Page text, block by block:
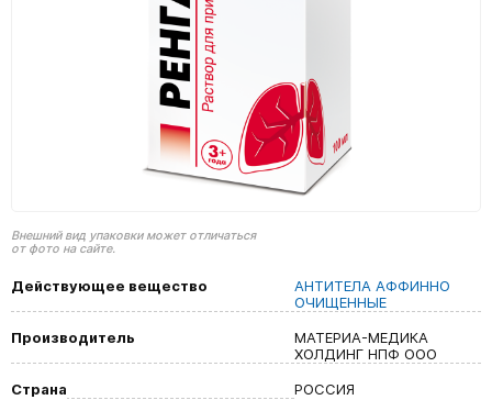
Внешний вид упаковки может отличаться
от фото на сайте.
Действующее вещество
АНТИТЕЛА АФФИННО
ОЧИЩЕННЫЕ
Производитель
МАТЕРИА-МЕДИКА
ХОЛДИНГ НПФ ООО
Страна
РОССИЯ